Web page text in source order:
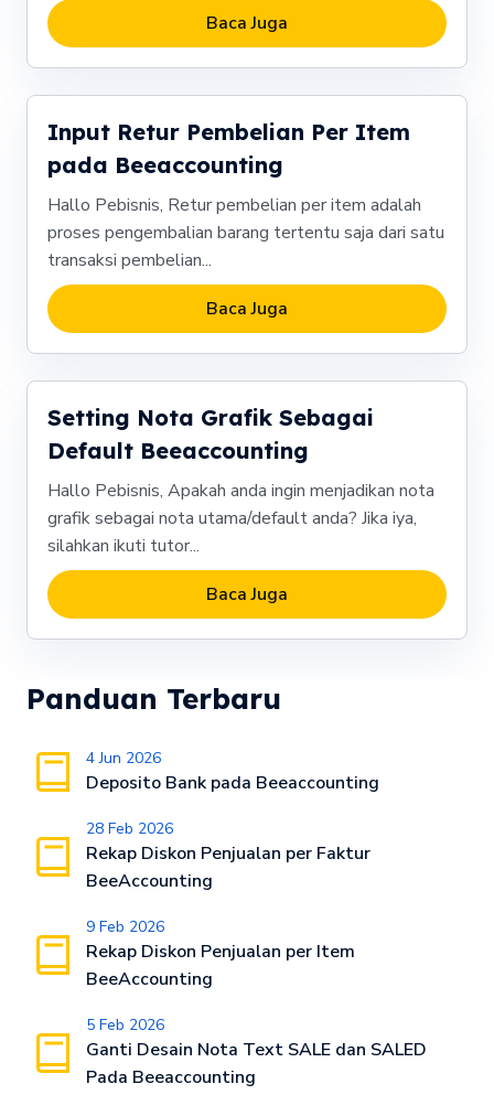
Baca Juga
Input Retur Pembelian Per Item
pada Beeaccounting
Hallo Pebisnis, Retur pembelian per item adalah
proses pengembalian barang tertentu saja dari satu
transaksi pembelian...
Baca Juga
Setting Nota Grafik Sebagai
Default Beeaccounting
Hallo Pebisnis, Apakah anda ingin menjadikan nota
grafik sebagai nota utama/default anda? Jika iya,
silahkan ikuti tutor...
Baca Juga
Panduan Terbaru
4 Jun 2026
Deposito Bank pada Beeaccounting
28 Feb 2026
Rekap Diskon Penjualan per Faktur
BeeAccounting
9 Feb 2026
Rekap Diskon Penjualan per Item
BeeAccounting
5 Feb 2026
Ganti Desain Nota Text SALE dan SALED
Pada Beeaccounting